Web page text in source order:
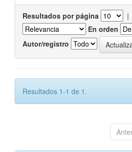
Resultados por página |
En orden
Autor/registro
Resultados 1-1 de 1.